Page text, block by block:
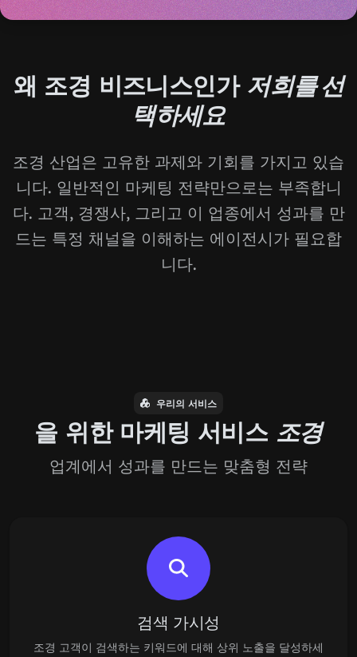
왜 조경 비즈니스인가 저희를 선
택하세요
조경 산업은 고유한 과제와 기회를 가지고 있습
니다. 일반적인 마케팅 전략만으로는 부족합니
다. 고객, 경쟁사, 그리고 이 업종에서 성과를 만
드는 특정 채널을 이해하는 에이전시가 필요합
니다.
우리의 서비스
을 위한 마케팅 서비스 조경
업계에서 성과를 만드는 맞춤형 전략
검색 가시성
조경 고객이 검색하는 키워드에 대해 상위 노출을 달성하세